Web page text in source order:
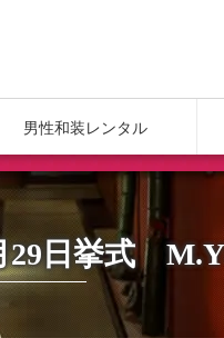
男性和装レンタル
29日挙式